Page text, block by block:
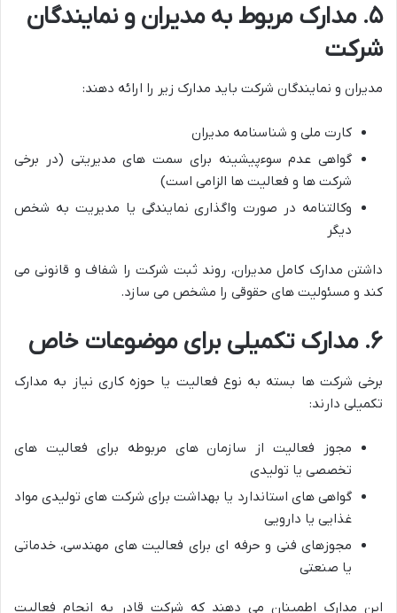
۵. مدارک مربوط به مدیران و نمایندگان
شرکت
مدیران و نمایندگان شرکت باید مدارک زیر را ارائه دهند:
کارت ملی و شناسنامه مدیران
گواهی عدم سوءپیشینه برای سمت های مدیریتی (در برخی
شرکت ها و فعالیت ها الزامی است)
وکالتنامه در صورت واگذاری نمایندگی یا مدیریت به شخص
دیگر
داشتن مدارک کامل مدیران، روند ثبت شرکت را شفاف و قانونی می
کند و مسئولیت های حقوقی را مشخص می سازد.
۶. مدارک تکمیلی برای موضوعات خاص
برخی شرکت ها بسته به نوع فعالیت یا حوزه کاری نیاز به مدارک
تکمیلی دارند:
مجوز فعالیت از سازمان های مربوطه برای فعالیت های
تخصصی یا تولیدی
گواهی های استاندارد یا بهداشت برای شرکت های تولیدی مواد
غذایی یا دارویی
مجوزهای فنی و حرفه ای برای فعالیت های مهندسی، خدماتی
یا صنعتی
این مدارک اطمینان می دهند که شرکت قادر به انجام فعالیت